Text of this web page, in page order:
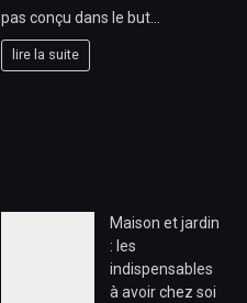
pas conçu dans le but…
lire la suite
Maison et jardin
: les
indispensables
à avoir chez soi